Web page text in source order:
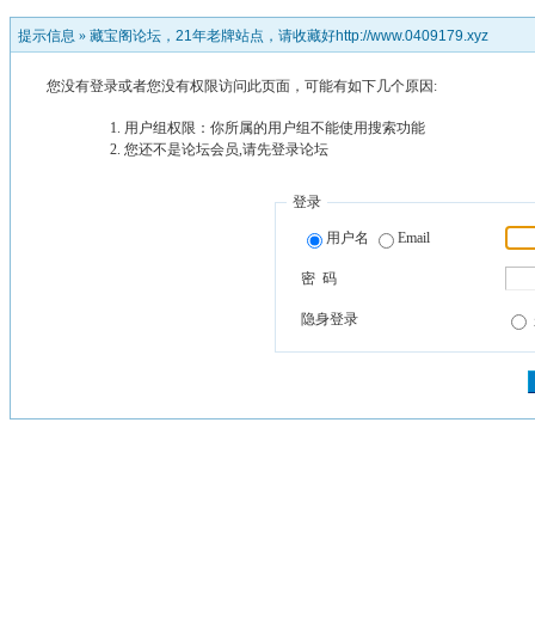
提示信息 » 藏宝阁论坛，21年老牌站点，请收藏好http://www.0409179.xyz
您没有登录或者您没有权限访问此页面，可能有如下几个原因:
用户组权限：你所属的用户组不能使用搜索功能
您还不是论坛会员,请先登录论坛
登录
用户名 Email
密 码
隐身登录